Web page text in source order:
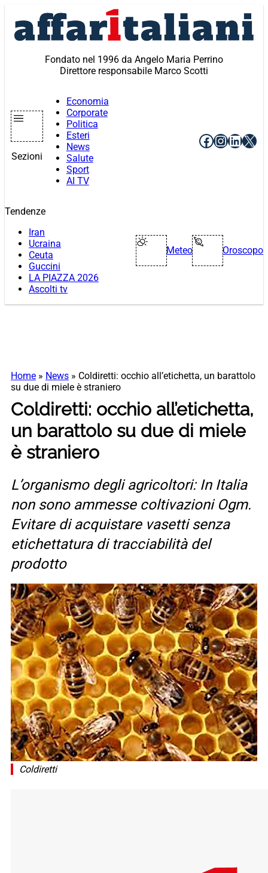
contenuto
Fondato nel 1996 da Angelo Maria Perrino
Direttore responsabile Marco Scotti
Sezioni
Economia
Corporate
Politica
Esteri
News
Salute
Sport
AI TV
Facebook
X
Tendenze
Iran
Ucraina
Ceuta
Guccini
LA PIAZZA 2026
Ascolti tv
Meteo Oroscopo
Home » News » Coldiretti: occhio all’etichetta, un barattolo
su due di miele è straniero
Coldiretti: occhio all’etichetta,
un barattolo su due di miele
è straniero
L’organismo degli agricoltori: In Italia
non sono ammesse coltivazioni Ogm.
Evitare di acquistare vasetti senza
etichettatura di tracciabilità del
prodotto
Coldiretti